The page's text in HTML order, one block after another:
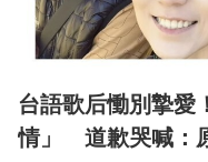
台語歌后慟別摯愛
情」 道歉哭喊：